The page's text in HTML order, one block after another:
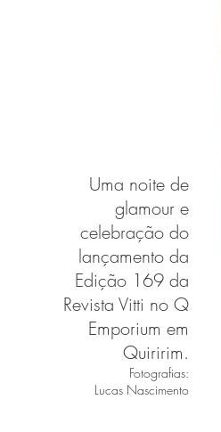
Uma noite de
glamour e
celebração do
lançamento da
Edição 169 da
Revista Vitti no Q
Emporium em
Quiririm.
Fotografias:
Lucas Nascimento